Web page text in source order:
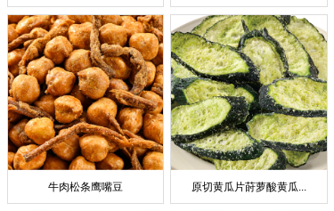
牛肉松条鹰嘴豆 原切黄瓜片莳萝酸黄瓜...